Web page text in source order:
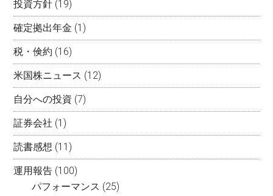
投資方針 (19)
確定拠出年金 (1)
税・倹約 (16)
米国株ニュース (12)
自分への投資 (7)
証券会社 (1)
読書感想 (11)
運用報告 (100)
パフォーマンス (25)